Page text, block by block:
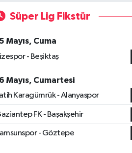
Süper Lig Fikstür
Mayıs, Cuma
- Beşiktaş
Mayıs, Cumartesi
Karagümrük - Alanyaspor
FK - Başakşehir
- Göztepe